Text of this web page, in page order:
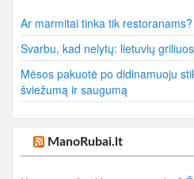
Ar marmitai tinka tik restoranams?
Svarbu, kad nelytų: lietuvių
Mėsos pakuotė po didinamuoju
šviežumą ir saugumą
ManoRubai.lt